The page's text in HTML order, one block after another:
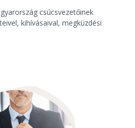
csúcsvezetőinek
kihívásaival, megküzdési